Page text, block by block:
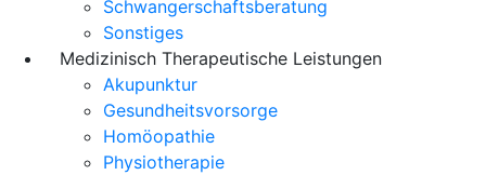
Schwangerschaftsberatung
Sonstiges
Medizinisch Therapeutische Leistungen
Akupunktur
Gesundheitsvorsorge
Homöopathie
Physiotherapie